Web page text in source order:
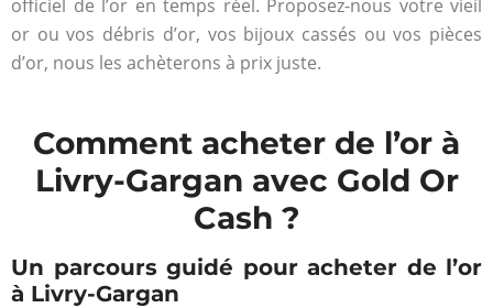
officiel de l’or en temps réel. Proposez-nous votre vieil
or ou vos débris d’or, vos bijoux cassés ou vos pièces
d’or, nous les achèterons à prix juste.
Comment acheter de l’or à
Livry-Gargan avec Gold Or
Cash ?
Un parcours guidé pour acheter de l’or
à Livry-Gargan